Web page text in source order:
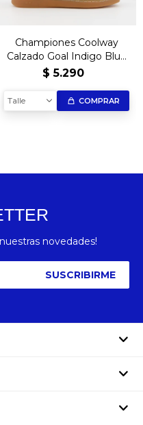
Championes Coolway
Calzado Goal Indigo Blue
– Moda y comodidad
$ 5.290
Talle COMPRAR
novedades!
SUSCRIBIRME